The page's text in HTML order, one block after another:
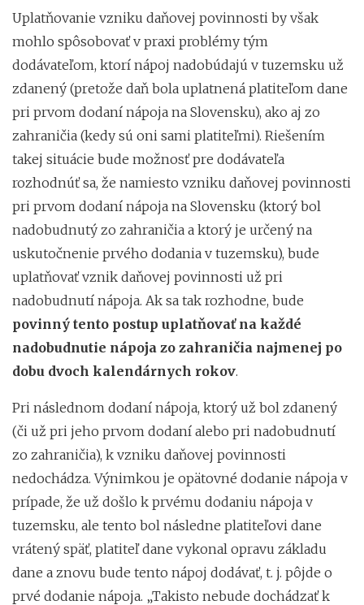
Uplatňovanie vzniku daňovej povinnosti by však
mohlo spôsobovať v praxi problémy tým
dodávateľom, ktorí nápoj nadobúdajú v tuzemsku už
zdanený (pretože daň bola uplatnená platiteľom dane
pri prvom dodaní nápoja na Slovensku), ako aj zo
zahraničia (kedy sú oni sami platiteľmi). Riešením
takej situácie bude možnosť pre dodávateľa
rozhodnúť sa, že namiesto vzniku daňovej povinnosti
pri prvom dodaní nápoja na Slovensku (ktorý bol
nadobudnutý zo zahraničia a ktorý je určený na
uskutočnenie prvého dodania v tuzemsku), bude
uplatňovať vznik daňovej povinnosti už pri
nadobudnutí nápoja. Ak sa tak rozhodne, bude
povinný tento postup uplatňovať na každé
nadobudnutie nápoja zo zahraničia najmenej po
dobu dvoch kalendárnych rokov.
Pri následnom dodaní nápoja, ktorý už bol zdanený
(či už pri jeho prvom dodaní alebo pri nadobudnutí
zo zahraničia), k vzniku daňovej povinnosti
nedochádza. Výnimkou je opätovné dodanie nápoja v
prípade, že už došlo k prvému dodaniu nápoja v
tuzemsku, ale tento bol následne platiteľovi dane
vrátený späť, platiteľ dane vykonal opravu základu
dane a znovu bude tento nápoj dodávať, t. j. pôjde o
prvé dodanie nápoja. „Takisto nebude dochádzať k